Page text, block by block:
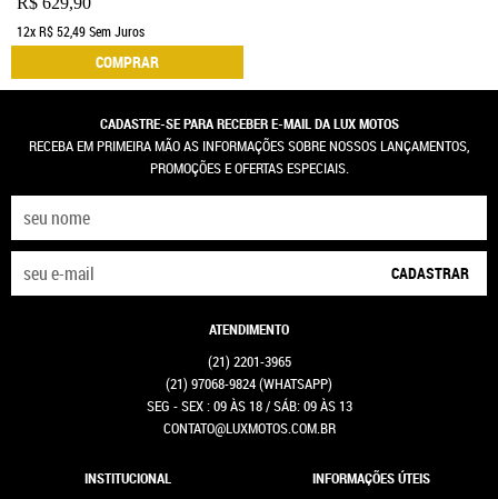
12xR$ 52,49Sem Juros
COMPRAR
CADASTRE-SE PARA RECEBER E-MAIL DA LUX MOTOS
RECEBA EM PRIMEIRA MÃO AS INFORMAÇÕES SOBRE NOSSOS LANÇAMENTOS,
PROMOÇÕES E OFERTAS ESPECIAIS.
CADASTRAR
ATENDIMENTO
(21) 2201-3965
(21) 97068-9824(WHATSAPP)
SEG - SEX : 09 ÀS 18 / SÁB: 09 ÀS 13
CONTATO@LUXMOTOS.COM.BR
INSTITUCIONAL
INFORMAÇÕES ÚTEIS